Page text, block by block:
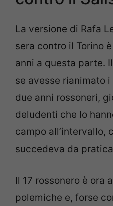
La versione di Rafa
sera contro il Torino
anni a questa parte.
se avesse rianimato
due anni rossoneri,
deludenti che lo
campo all’intervallo,
succedeva da
Il 17 rossonero è ora
polemiche e, forse